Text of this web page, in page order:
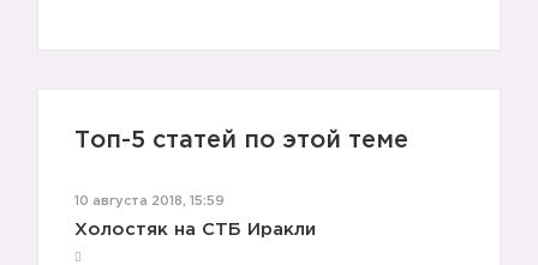
Топ-5 статей по этой теме
10 августа 2018, 15:59
Холостяк на СТБ Иракли